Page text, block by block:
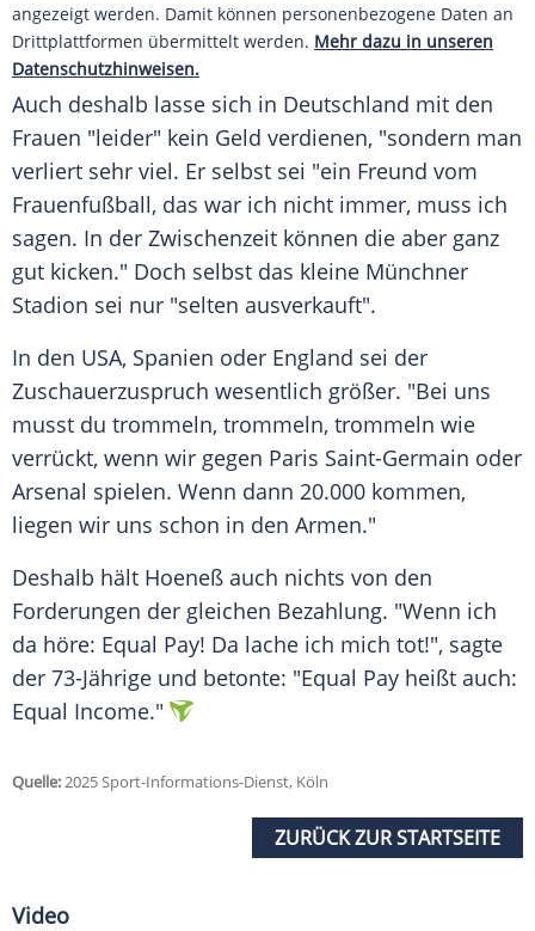
angezeigt werden. Damit können personenbezogene Daten an
Drittplattformen übermittelt werden. Mehr dazu in unseren
Datenschutzhinweisen.
Auch deshalb lasse sich in Deutschland mit den
Frauen "leider" kein Geld verdienen, "sondern man
verliert sehr viel. Er selbst sei "ein Freund vom
Frauenfußball, das war ich nicht immer, muss ich
sagen. In der Zwischenzeit können die aber ganz
gut kicken." Doch selbst das kleine Münchner
Stadion sei nur "selten ausverkauft".
In den USA, Spanien oder England sei der
Zuschauerzuspruch wesentlich größer. "Bei uns
musst du trommeln, trommeln, trommeln wie
verrückt, wenn wir gegen Paris Saint-Germain oder
Arsenal spielen. Wenn dann 20.000 kommen,
liegen wir uns schon in den Armen."
Deshalb hält Hoeneß auch nichts von den
Forderungen der gleichen Bezahlung. "Wenn ich
da höre: Equal Pay! Da lache ich mich tot!", sagte
der 73-Jährige und betonte: "Equal Pay heißt auch:
Equal Income."
Quelle:2025 Sport-Informations-Dienst, Köln
ZURÜCK ZUR STARTSEITE
Video